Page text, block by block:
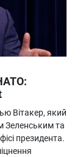
Вітакер, який
Зеленським та
президента.